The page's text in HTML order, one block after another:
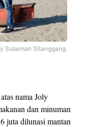
Sulaiman Sitanggang.
nama Joly
dan minuman
juta dilunasi mantan